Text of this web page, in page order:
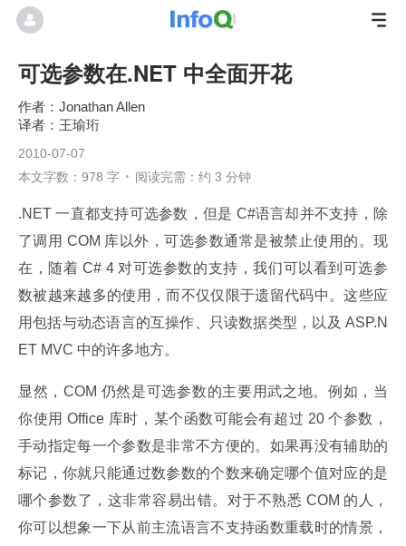
可选参数在.NET 中全面开花
Jonathan Allen
王瑜珩
2010-07-07
本文字数：978 字
阅读完需：约 3 分钟
.NET 一直都支持可选参数，但是 C#语言却并不支持，除
了调用 COM 库以外，可选参数通常是被禁止使用的。现
在，随着 C# 4 对可选参数的支持，我们可以看到可选参
数被越来越多的使用，而不仅仅限于遗留代码中。这些应
用包括与动态语言的互操作、只读数据类型，以及 ASP.N
ET MVC 中的许多地方。
显然，COM 仍然是可选参数的主要用武之地。例如，当
你使用 Office 库时，某个函数可能会有超过 20 个参数，
手动指定每一个参数是非常不方便的。如果再没有辅助的
标记，你就只能通过数参数的个数来确定哪个值对应的是
哪个参数了，这非常容易出错。对于不熟悉 COM 的人，
你可以想象一下从前主流语言不支持函数重载时的情景，